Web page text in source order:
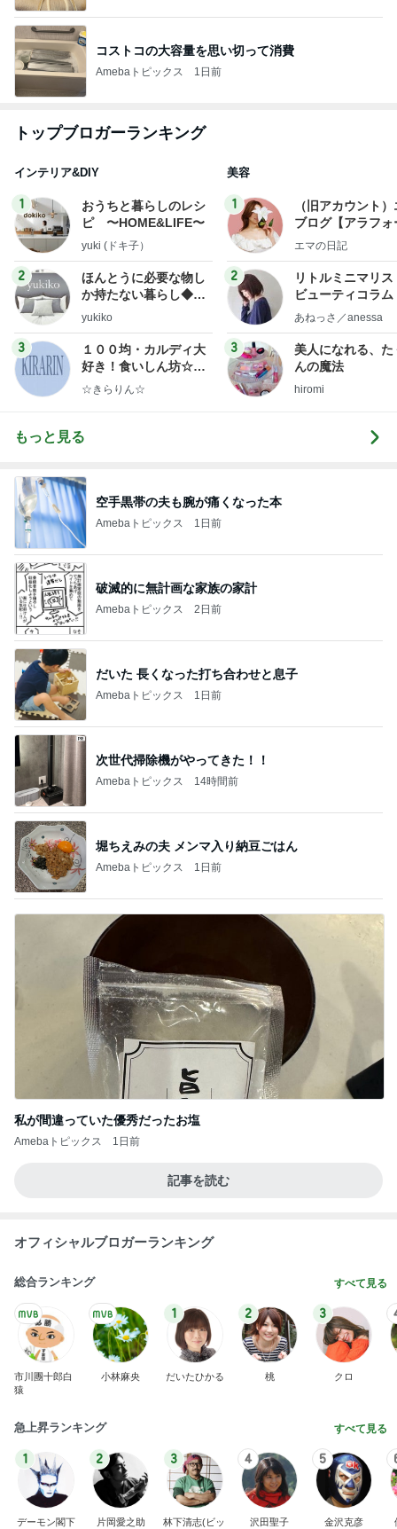
コストコの大容量を思い切って消費
Amebaトピックス 1日前
トップブロガーランキング
インテリア&DIY
1
おうちと暮らしのレシ
ピ 〜HOME&LIFE〜
yuki (ドキ子）
2
ほんとうに必要な物し
か持たない暮らし◆Ke
ep Life Simple◆〜イ
yukiko
3
１００均・カルディ大
好き！食いしん坊☆き
らりん☆のブログ
☆きらりん☆
美容
1
（旧アカウント
ブログ【アラフォ
社売却セカンドラ
エマの日記
2
リトルミニマリス
ビューティコラ
little
あねっさ／anessa
3
美人になれる、た
んの魔法
hiromi
もっと見る
空手黒帯の夫も腕が痛くなった本
Amebaトピックス 1日前
破滅的に無計画な家族の家計
Amebaトピックス 2日前
だいた 長くなった打ち合わせと息子
Amebaトピックス 1日前
次世代掃除機がやってきた！！
Amebaトピックス 14時間前
堀ちえみの夫 メンマ入り納豆ごはん
Amebaトピックス 1日前
私が間違っていた優秀だったお塩
Amebaトピックス 1日前
記事を読む
オフィシャルブロガーランキング
総合ランキング すべて見る
市川團十郎白
猿
小林麻央
1
だいたひかる
2
桃
3
クロ
急上昇ランキング すべて見る
1
デーモン閣下
2
片岡愛之助
3
林下清志(ビッ
4
沢田聖子
5
金沢克彦